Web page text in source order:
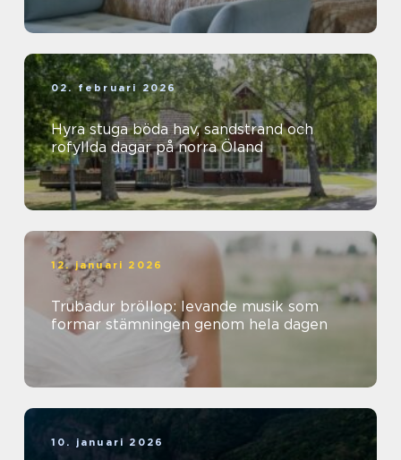
02. februari 2026
Hyra stuga böda hav, sandstrand och
rofyllda dagar på norra Öland
12. januari 2026
Trubadur bröllop: levande musik som
formar stämningen genom hela dagen
10. januari 2026